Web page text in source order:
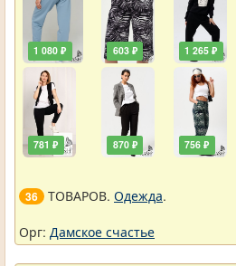
1 080 ₽
781 ₽
603 ₽
870 ₽
1 265 ₽
756 ₽
36 ТОВАРОВ. Одежда.
Орг: Дамское счастье